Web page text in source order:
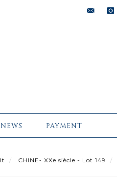
NEWS PAYMENT
CHINE- XXe siècle - Lot 149